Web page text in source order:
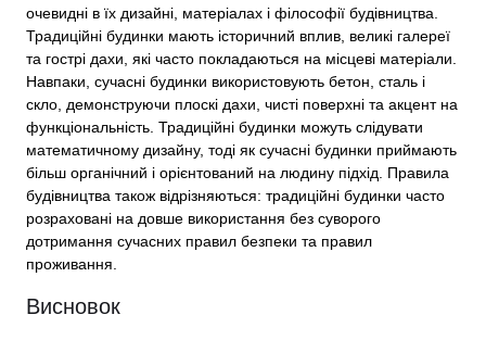
очевидні в їх дизайні, матеріалах і філософії будівництва.
Традиційні будинки мають історичний вплив, великі галереї
та гострі дахи, які часто покладаються на місцеві матеріали.
Навпаки, сучасні будинки використовують бетон, сталь і
скло, демонструючи плоскі дахи, чисті поверхні та акцент на
функціональність. Традиційні будинки можуть слідувати
математичному дизайну, тоді як сучасні будинки приймають
більш органічний і орієнтований на людину підхід. Правила
будівництва також відрізняються: традиційні будинки часто
розраховані на довше використання без суворого
дотримання сучасних правил безпеки та правил
проживання.
Висновок